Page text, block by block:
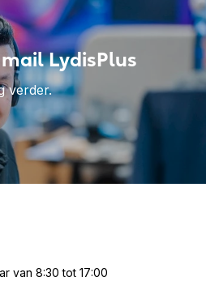
LydisPlus
verder.
van 8:30 tot 17:00